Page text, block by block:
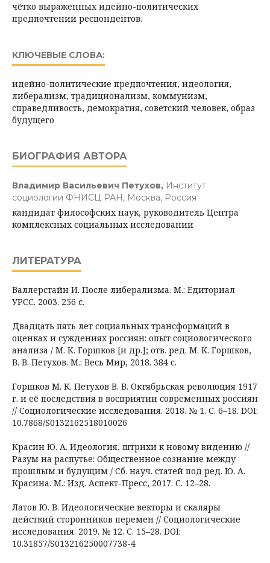
чётко выраженных идейно-политических
предпочтений респондентов.
КЛЮЧЕВЫЕ СЛОВА:
идейно-политические предпочтения, идеология,
либерализм, традиционализм, коммунизм,
справедливость, демократия, советский человек, образ
будущего
БИОГРАФИЯ АВТОРА
Владимир Васильевич Петухов, Институт
социологии ФНИСЦ РАН, Москва, Россия
кандидат философских наук, руководитель Центра
комплексных социальных исследований
ЛИТЕРАТУРА
Валлерстайн И. После либерализма. М.: Едиториал
УРСС. 2003. 256 с.
Двадцать пять лет социальных трансформаций в
оценках и суждениях россиян: опыт социологического
анализа / М. К. Горшков [и др.]; отв. ред. М. К. Горшков,
В. В. Петухов. М.: Весь Мир, 2018. 384 c.
Горшков М. К. Петухов В. В. Октябрьская революция 1917
г. и её последствия в восприятии современных россиян
// Социологические исследования. 2018. № 1. С. 6–18. DOI:
10.7868/S0132162518010026
Красин Ю. А. Идеология, штрихи к новому видению //
Разум на распутье: Общественное сознание между
прошлым и будущим / Сб. науч. статей под ред. Ю. А.
Красина. М.: Изд. Аспект-Пресс, 2017. С. 12–28.
Латов Ю. В. Идеологические векторы и скаляры
действий сторонников перемен // Социологические
исследования. 2019. № 12. С. 15–28. DOI:
10.31857/S013216250007738-4